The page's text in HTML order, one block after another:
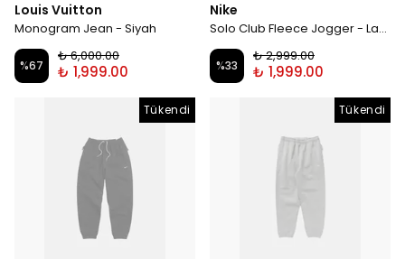
Louis Vuitton
Monogram Jean - Siyah
%67
₺ 6,000.00
₺ 1,999.00
Nike
Solo Club Fleece Jogger - Lacivert
%33
₺ 2,999.00
₺ 1,999.00
Tükendi Tükendi